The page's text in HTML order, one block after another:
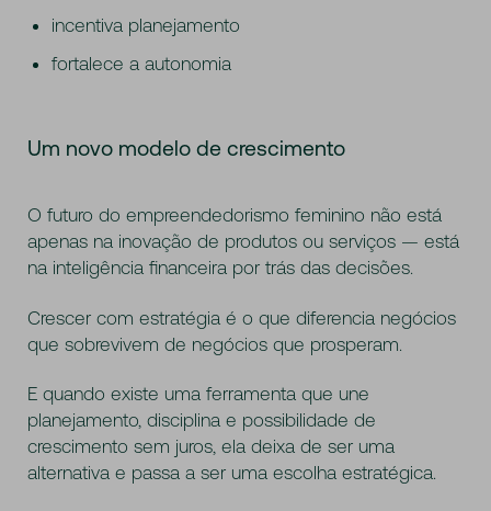
incentiva planejamento
fortalece a autonomia
Um novo modelo de crescimento
O futuro do empreendedorismo feminino não está
apenas na inovação de produtos ou serviços — está
na inteligência financeira por trás das decisões.
Crescer com estratégia é o que diferencia negócios
que sobrevivem de negócios que prosperam.
E quando existe uma ferramenta que une
planejamento, disciplina e possibilidade de
crescimento sem juros, ela deixa de ser uma
alternativa e passa a ser uma escolha estratégica.